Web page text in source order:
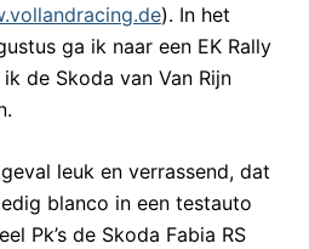
). In het
ga ik naar een EK Rally
de Skoda van Van Rijn
leuk en verrassend, dat
blanco in een testauto
Pk’s de Skoda Fabia RS